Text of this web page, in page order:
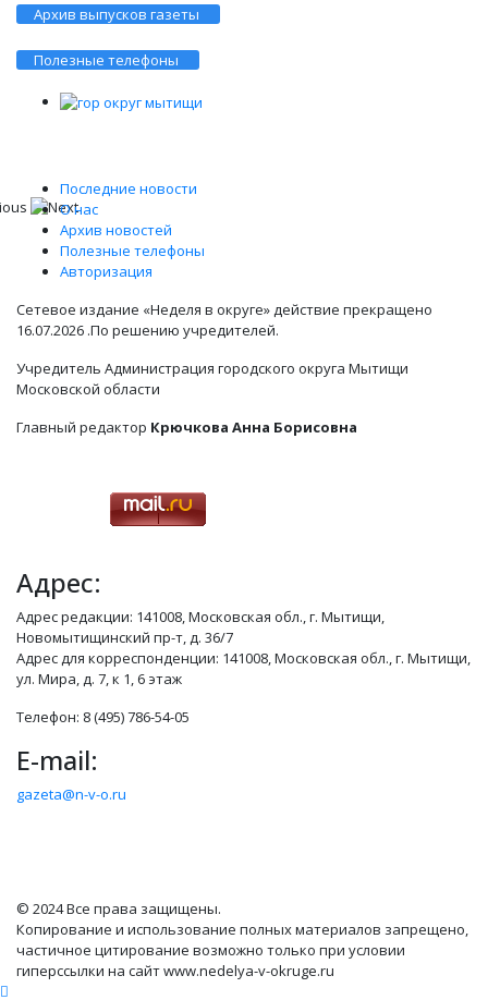
Архив выпусков газеты
Полезные телефоны
Последние новости
О нас
Архив новостей
Полезные телефоны
Авторизация
Сетевое издание «Неделя в округе» действие прекращено
16.07.2026 .По решению учредителей.
Учредитель Администрация городского округа Мытищи
Московской области
Главный редактор Крючкова Анна Борисовна
Адрес:
Адрес редакции: 141008, Московская обл., г. Мытищи,
Новомытищинский пр-т, д. 36/7
Адрес для корреспонденции: 141008, Московская обл., г. Мытищи,
ул. Мира, д. 7, к 1, 6 этаж
Телефон: 8 (495) 786-54-05
E-mail:
gazeta@n-v-o.ru
© 2024 Все права защищены.
Копирование и использование полных материалов запрещено,
частичное цитирование возможно только при условии
гиперссылки на сайт www.nedelya-v-okruge.ru